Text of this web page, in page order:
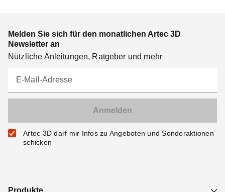
Melden Sie sich für den monatlichen Artec 3D
Newsletter an
Nützliche Anleitungen, Ratgeber und mehr
E-Mail-Adresse
Artec 3D darf mir Infos zu Angeboten und Sonderaktionen
schicken